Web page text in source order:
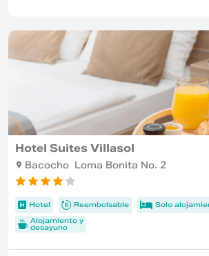
Hotel Suites Villasol
Bacocho Loma Bonita No. 2
Hotel Reembolsable
Solo
Alojamiento y
desayuno